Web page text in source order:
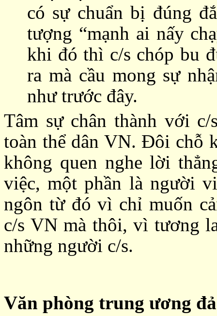
có sự chuẩn bị đúng
tượng “mạnh ai nấy
khi đó thì c/s chóp bu
ra mà cầu mong sự
như trước đây.
Tâm sự chân thành với
toàn thể dân VN. Đôi chỗ
không quen nghe lời
việc, một phần là người
ngôn từ đó vì chỉ muốn
c/s VN mà thôi, vì tương
những người c/s.
Văn phòng trung ương